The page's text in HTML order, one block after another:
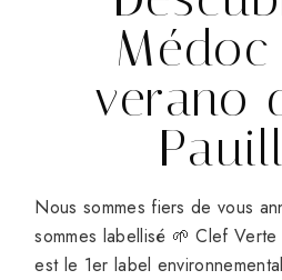
verano
Nous sommes fiers de vous
sommes labellisé 🌱 Clef
est le 1er label